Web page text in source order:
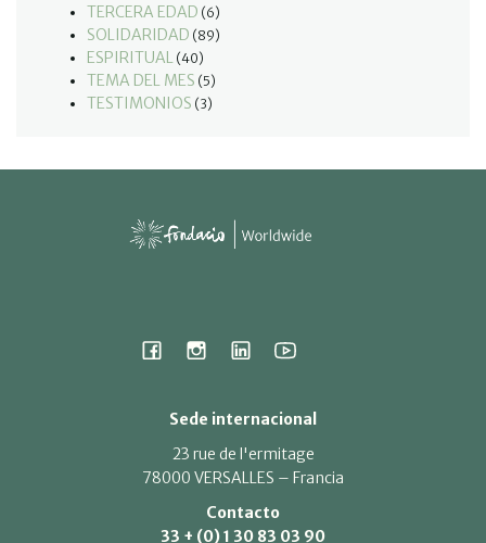
TERCERA EDAD (6)
SOLIDARIDAD (89)
ESPIRITUAL (40)
TEMA DEL MES (5)
TESTIMONIOS (3)
Sede internacional
23 rue de l'ermitage
78000 VERSALLES – Francia
Contacto
33 + (0) 1 30 83 03 90